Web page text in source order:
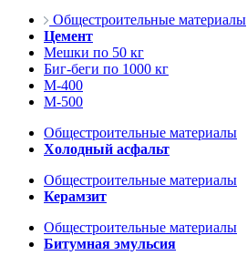
Общестроительные материалы
Цемент
Мешки по 50 кг
Биг-беги по 1000 кг
М-400
М-500
Общестроительные материалы
Холодный асфальт
Общестроительные материалы
Керамзит
Общестроительные материалы
Битумная эмульсия